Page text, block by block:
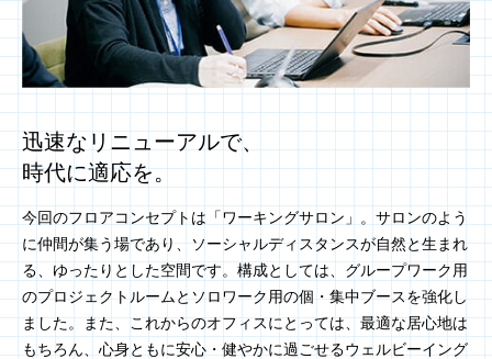
迅速なリニューアルで、
時代に適応を。
今回のフロアコンセプトは「ワーキングサロン」。サロンのよう
に仲間が集う場であり、ソーシャルディスタンスが自然と生まれ
る、ゆったりとした空間です。構成としては、グループワーク用
のプロジェクトルームとソロワーク用の個・集中ブースを強化し
ました。また、これからのオフィスにとっては、最適な居心地は
もちろん、心身ともに安心・健やかに過ごせるウェルビーイング